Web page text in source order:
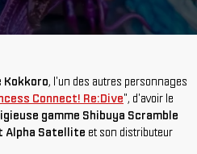
Kokkoro, l'un des autres personnages
Connect! Re:Dive", d'avoir le
gamme Shibuya Scramble
Alpha Satellite et son distributeur